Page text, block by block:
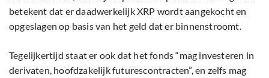
betekent dat er daadwerkelijk XRP wordt aangekocht en
opgeslagen op basis van het geld dat er binnenstroomt.
Tegelijkertijd staat er ook dat het fonds “mag investeren in
derivaten, hoofdzakelijk futurescontracten”, en zelfs mag